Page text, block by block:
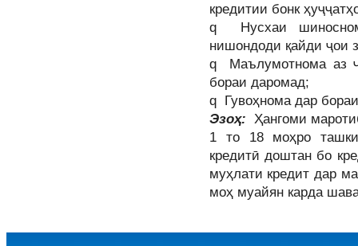
кредитии бонк
q Нусхаи
нишондоди қайди ҷои
q Маълумотнома аз
бораи даромад;
q Гувоҳнома дар
Эзоҳ: Ҳангоми
1 то 18 моҳро
кредитӣ доштан бо
муҳлати кредит дар
моҳ муайян карда